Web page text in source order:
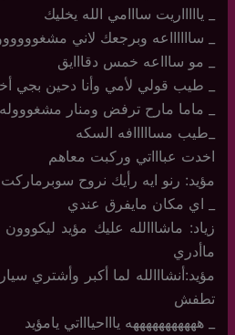
_ ياااااريت سااامي الله يخليك
_ سااااااعه وبرجعك لاني
_ مو ساااعه خمس دقااايق
_ طيب قولي لأمي وأنا دحين بجي
_ ماما مارح ترفض ومنار
_طيب مسااااافه السكه
اخدت عباااتي وركبت معاهم
مؤيد: رنو ايه رأيك نروح سوبرماركت
_ اي مكان مايفرق عندي
زياد: ماشااالله عليك مؤيد
ماأدري
مؤيد:أنشااالله لما أكبر وأشتري
تطفش
_ هههههههههههه ياااحياااتي يامؤيد